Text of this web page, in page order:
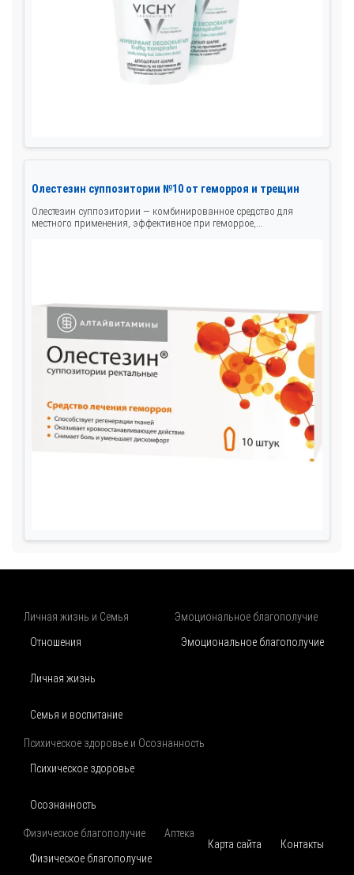
Олестезин суппозитории №10 от геморроя и трещин
Олестезин суппозитории — комбинированное средство для
местного применения, эффективное при геморрое,...
Личная жизнь и Семья
Отношения
Личная жизнь
Семья и воспитание
Эмоциональное благополучие
Эмоциональное благополучие
Психическое здоровье и Осознанность
Психическое здоровье
Осознанность
Физическое благополучие
Физическое благополучие
Аптека
Карта сайта
Контакты